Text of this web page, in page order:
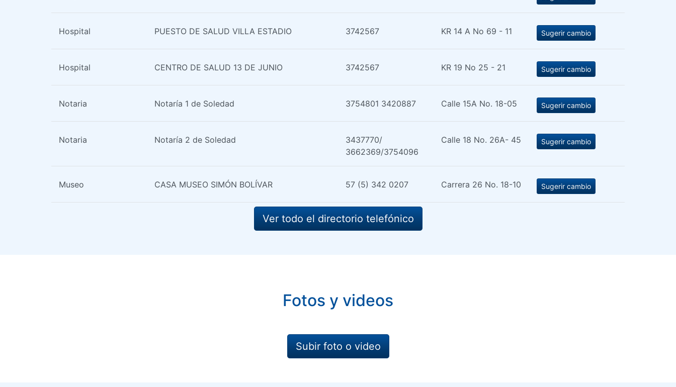
Hospital PUESTO DE SALUD VILLA ESTADIO 3742567 KR 14 A No 69 - 11 Sugerir cambio
Hospital CENTRO DE SALUD 13 DE JUNIO 3742567 KR 19 No 25 - 21 Sugerir cambio
Notaria Notaría 1 de Soledad 3754801 3420887 Calle 15A No. 18-05 Sugerir cambio
Notaria Notaría 2 de Soledad
3437770/
3662369/3754096
Calle 18 No. 26A- 45 Sugerir cambio
Museo CASA MUSEO SIMÓN BOLÍVAR 57 (5) 342 0207 Carrera 26 No. 18-10 Sugerir cambio
Ver todo el directorio telefónico
Fotos y videos
Subir foto o video